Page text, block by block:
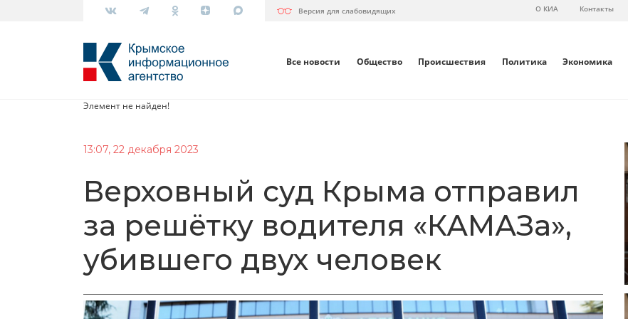
Версия для слабовидящих О КИА Контакты
Все новости Общество Происшествия Политика Экономика
Элемент не найден!
13:07, 22 декабря 2023
Верховный суд Крыма отправил
за решётку водителя «КАМАЗа»,
убившего двух человек